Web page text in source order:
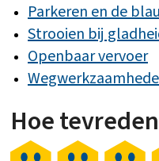
Parkeren en de
Strooien bij
Openbaar vervoer
Hoe